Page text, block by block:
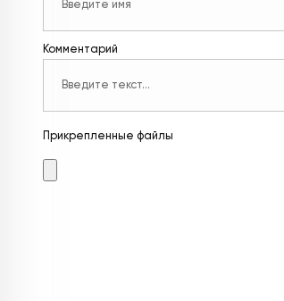
Комментарий
Прикрепленные файлы